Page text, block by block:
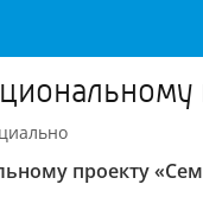
проекту